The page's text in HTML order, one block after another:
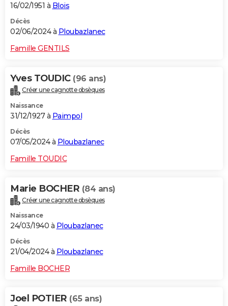
16/02/1951 à Blois
Décès
02/06/2024 à Ploubazlanec
Famille GENTILS
Yves TOUDIC (96 ans)
Créer une cagnotte obsèques
Naissance
31/12/1927 à Paimpol
Décès
07/05/2024 à Ploubazlanec
Famille TOUDIC
Marie BOCHER (84 ans)
Créer une cagnotte obsèques
Naissance
24/03/1940 à Ploubazlanec
Décès
21/04/2024 à Ploubazlanec
Famille BOCHER
Joel POTIER (65 ans)